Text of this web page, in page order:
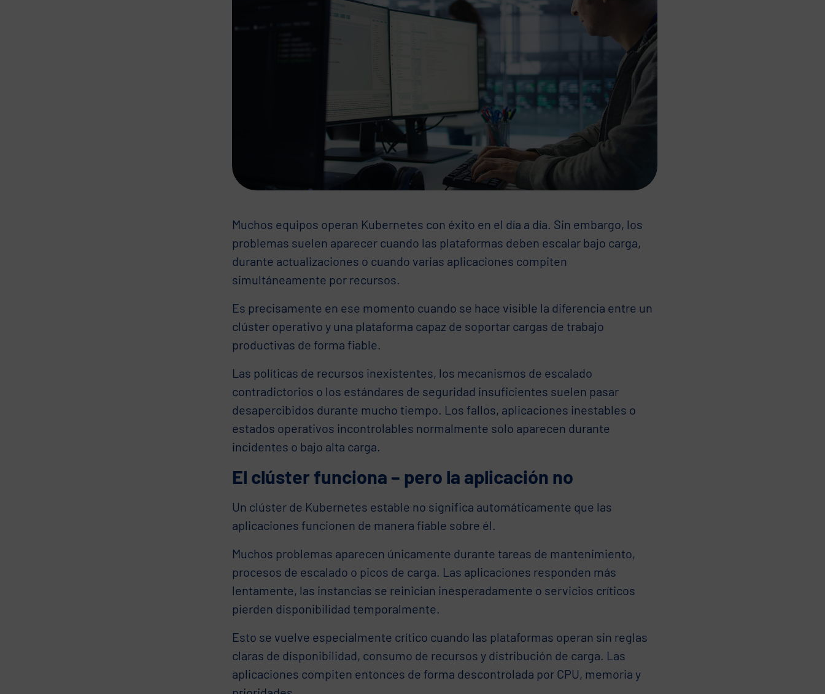
Muchos equipos operan Kubernetes con éxito en el día a día. Sin embargo, los
problemas suelen aparecer cuando las plataformas deben escalar bajo carga,
durante actualizaciones o cuando varias aplicaciones compiten
simultáneamente por recursos.
Es precisamente en ese momento cuando se hace visible la diferencia entre un
clúster operativo y una plataforma capaz de soportar cargas de trabajo
productivas de forma fiable.
Las políticas de recursos inexistentes, los mecanismos de escalado
contradictorios o los estándares de seguridad insuficientes suelen pasar
desapercibidos durante mucho tiempo. Los fallos, aplicaciones inestables o
estados operativos incontrolables normalmente solo aparecen durante
incidentes o bajo alta carga.
El clúster funciona – pero la aplicación no
Un clúster de Kubernetes estable no significa automáticamente que las
aplicaciones funcionen de manera fiable sobre él.
Muchos problemas aparecen únicamente durante tareas de mantenimiento,
procesos de escalado o picos de carga. Las aplicaciones responden más
lentamente, las instancias se reinician inesperadamente o servicios críticos
pierden disponibilidad temporalmente.
Esto se vuelve especialmente crítico cuando las plataformas operan sin reglas
claras de disponibilidad, consumo de recursos y distribución de carga. Las
aplicaciones compiten entonces de forma descontrolada por CPU, memoria y